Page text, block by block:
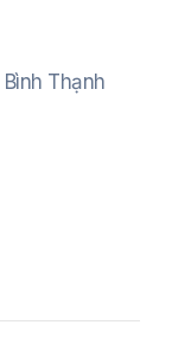
Bình Thạnh